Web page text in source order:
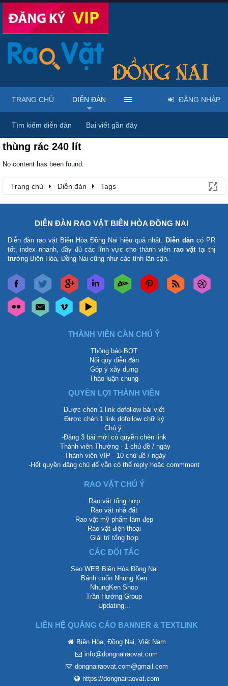
Trang chủ Diễn đàn Tags
thùng rác 240 lít
No content has been found.
Trang chủ Diễn đàn Tags
TRANG CHỦ DIỄN ĐÀN
Tìm kiếm diễn đàn Bài viết gần đây
ĐĂNG NHẬP
DIỄN ĐÀN RAO VẶT BIÊN HÒA ĐỒNG NAI
Diễn đàn rao vặt Biên Hòa Đồng Nai hiệu quả nhất. Diễn đàn có PR
tốt, index nhanh, đầy đủ các lĩnh vực cho thành viên rao vặttại thị
trường Biên Hòa, Đồng Nai cũng như các tỉnh lân cận.
THÀNH VIÊN CẦN CHÚ Ý
Thông báo BQT
Nội quy diễn đàn
Góp ý xây dựng
Thảo luận chung
QUYỀN LỢI THÀNH VIÊN
Được chèn 1 link dofollow bài viết
Được chèn 1 link dofollow chữ ký
Chú ý:
-Đăng 3 bài mới có quyền chèn link
-Thành viên Thường - 1 chủ đề / ngày
-Thành viên VIP - 10 chủ đề / ngày
-Hết quyền đăng chủ để vẫn có thể reply hoặc commment
RAO VẶT CHÚ Ý
Rao vặt tổng hợp
Rao vặt nhà đất
Rao vặt mỹ phẩm làm đẹp
Rao vặt điện thoại
Giải trí tổng hợp
CÁC ĐỐI TÁC
Seo WEB Biên Hòa Đồng Nai
Bánh cuốn Nhung Ken
NhungKen Shop
Trần Hướng Group
Updating...
LIÊN HỆ QUẢNG CÁO BANNER & TEXTLINK
Biên Hòa, Đồng Nai, Việt Nam
info@dongnairaovat.com
dongnairaovat.com@gmail.com
https://dongnairaovat.com